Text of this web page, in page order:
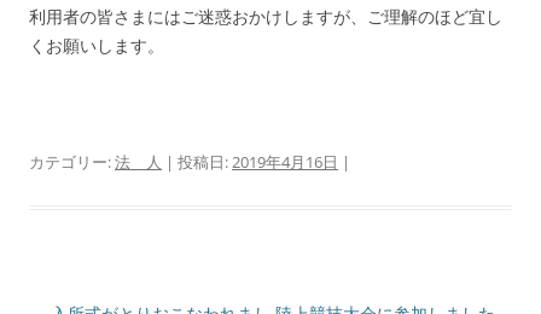
利用者の皆さまにはご迷惑おかけしますが、ご理解のほど宜し
くお願いします。
カテゴリー:法 人 | 投稿日:2019年4月16日 |